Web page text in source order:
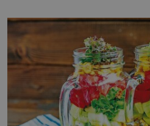
blonďaté vlásky. Fakt, že jsou těla dávných lidí nesmírně
dobře zachovalá, přičítají
podmínkám. Sucho, prosolené